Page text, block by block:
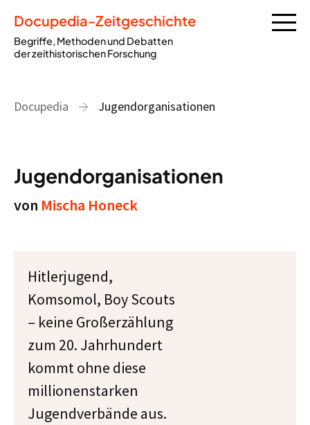
Docupedia-Zeitgeschichte
Begriffe, Methoden und Debatten
der zeithistorischen Forschung
Docupedia Jugendorganisationen
Jugendorganisationen
von Mischa Honeck
Hitlerjugend,
Komsomol, Boy Scouts
– keine Großerzählung
zum 20. Jahrhundert
kommt ohne diese
millionenstarken
Jugendverbände aus.